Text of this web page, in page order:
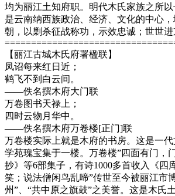
均为丽江土知府职。明代木氏家族之所
是云南纳西族政治、经济、文化的中心
朝，以剿杀征战称功，示效忠诚；世世
【丽江古城木氏府署楹联】
凤诏每来红日近；
鹤飞不到白云间。
——佚名撰木府大门联
万卷图书天禄上；
四时云物月华中。
——佚名撰木府万卷楼[正门]联
万卷楼实际上就是木府的书房。这是一
学苑瑰宝集于一楼。万卷楼”四面有门，
抄》等6部集子，有诗1000多首收入《
笑；说法僧闲鸟乱啼”传世至今被丽江市
州”、“共中原之旗鼓”之美誉。这是木氏